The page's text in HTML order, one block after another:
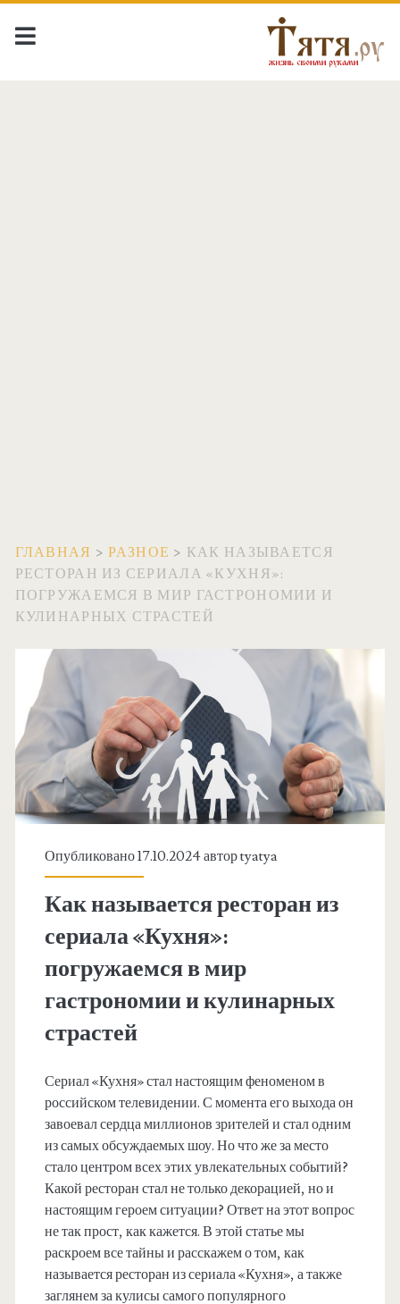
ГЛАВНАЯ >РАЗНОЕ > КАК НАЗЫВАЕТСЯ
РЕСТОРАН ИЗ СЕРИАЛА «КУХНЯ»:
ПОГРУЖАЕМСЯ В МИР ГАСТРОНОМИИ И
КУЛИНАРНЫХ СТРАСТЕЙ
Опубликовано 17.10.2024 авторtyatya
Как называется ресторан из
сериала «Кухня»:
погружаемся в мир
гастрономии и кулинарных
страстей
Сериал «Кухня» стал настоящим феноменом в
российском телевидении. С момента его выхода он
завоевал сердца миллионов зрителей и стал одним
из самых обсуждаемых шоу. Но что же за место
стало центром всех этих увлекательных событий?
Какой ресторан стал не только декорацией, но и
настоящим героем ситуации? Ответ на этот вопрос
не так прост, как кажется. В этой статье мы
раскроем все тайны и расскажем о том, как
называется ресторан из сериала «Кухня», а также
заглянем за кулисы самого популярного